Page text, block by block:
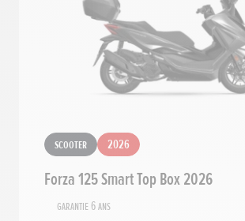
Scooter 2026
Forza 125 Smart Top Box 2026
Garantie 6 ans